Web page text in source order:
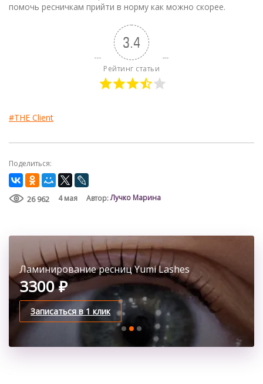
помочь ресничкам прийти в норму как можно скорее.
3.4
Рейтинг статьи
#THE Client
Поделиться:
26 962 4 мая Автор:Лучко Марина
Ламинирование ресниц LVL Lashes
3300 ₽
Записаться в 1 клик
Ламинирование ресниц Yumi Lashes
3300 ₽
Записаться в 1 клик
Ламинирование ресниц по технологии refectocil
3300 ₽
Записаться в 1 клик